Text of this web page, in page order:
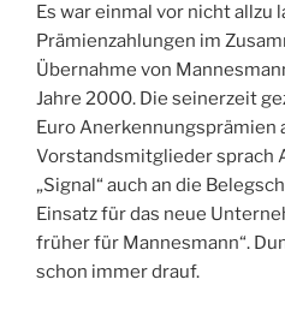
Es war einmal vor nicht allzu
Prämienzahlungen im
Übernahme von
Jahre 2000. Die seinerzeit
Euro Anerkennungsprämien
Vorstandsmitglieder sprach
„Signal“ auch an die
Einsatz für das neue
früher für Mannesmann“.
schon immer drauf.